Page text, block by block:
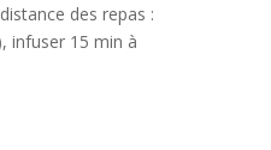
des repas :
infuser 15 min à